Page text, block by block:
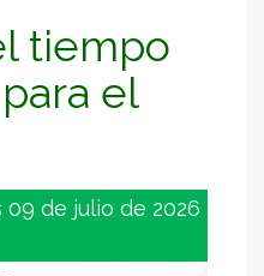
tiempo
el
09 de julio de 2026